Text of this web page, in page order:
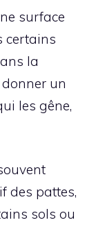
surface
certains
la
un
les gêne,
des pattes,
sols ou